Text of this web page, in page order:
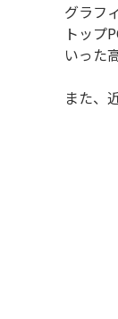
グラフ
トップ
いった
また、